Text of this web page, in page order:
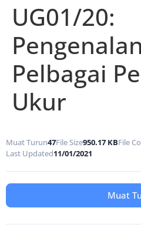
UG01/20:
Pelbagai
Ukur
Muat Turun47File Size950.17 KBFile
Last Updated11/01/2021
Muat